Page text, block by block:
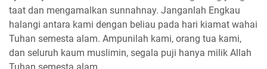
taat dan mengamalkan sunnahnay. Janganlah Engkau
halangi antara kami dengan beliau pada hari kiamat wahai
Tuhan semesta alam. Ampunilah kami, orang tua kami,
dan seluruh kaum muslimin, segala puji hanya milik Allah
Tuhan semesta alam.